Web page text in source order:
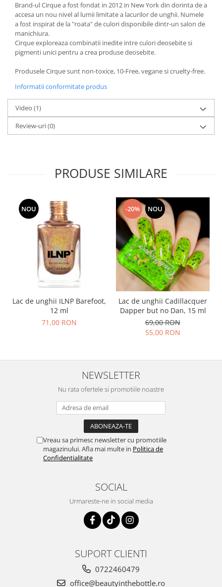
Brand-ul Cirque a fost fondat in 2012 in New York din dorinta de a
accesa un nou nivel al lumii limitate a lacurilor de unghii. Numele
a fost inspirat de la "roata" de culori disponibile dintr-un salon de
manichiura.
Cirque exploreaza combinatii inedite intre culori deosebite si
pigmenti unici pentru a crea produse deosebite.
Produsele Cirque sunt non-toxice, 10-Free, vegane si cruelty-free.
Informatii conformitate produs
Video (1)
Review-uri(0)
PRODUSE SIMILARE
NOU
Lac de unghii ILNP Barefoot,
12 ml
71,00 RON
-20% NOU
Lac de unghii Cadillacquer
Dapper but no Dan, 15 ml
69,00 RON
55,00 RON
NEWSLETTER
Nu rata ofertele si promotiile noastre
Vreau sa primesc newsletter cu promotiile
magazinului. Afla mai multe in Politica de
Confidentialitate
SOCIAL
Urmareste-ne in social media
SUPORT CLIENTI
0722460479
office@beautyinthebottle.ro